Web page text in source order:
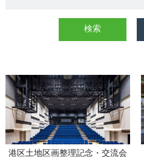
港区土地区画整理記念・交流会